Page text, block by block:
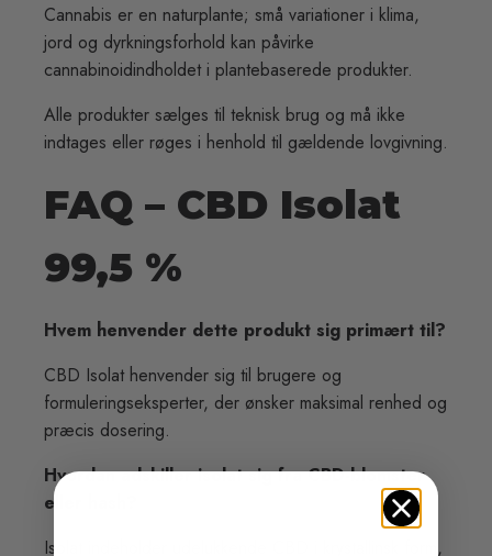
Cannabis er en naturplante; små variationer i klima,
jord og dyrkningsforhold kan påvirke
cannabinoidindholdet i plantebaserede produkter.
Alle produkter sælges til teknisk brug og må ikke
indtages eller røges i henhold til gældende lovgivning.
FAQ – CBD Isolat
99,5 %
Hvem henvender dette produkt sig primært til?
CBD Isolat henvender sig til brugere og
formuleringseksperter, der ønsker maksimal renhed og
præcis dosering.
Hvordan adskiller isolat sig fra CBD-blomster
eller hash?
Isolat indeholder udelukkende CBD i krystallinsk form,